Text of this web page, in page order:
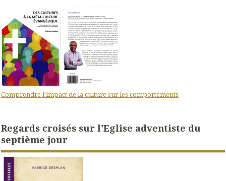
Comprendre l'impact de la culture sur les comportements
Regards croisés sur l'Eglise adventiste du
septième jour